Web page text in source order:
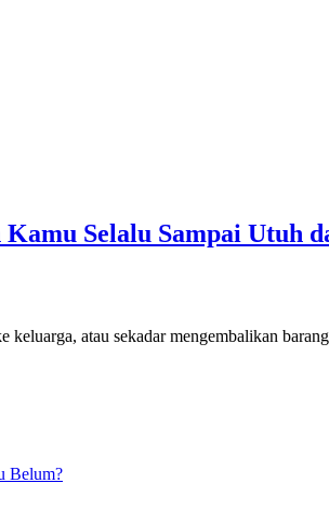
Selalu Sampai Utuh
atau sekadar mengembalikan
Belum?